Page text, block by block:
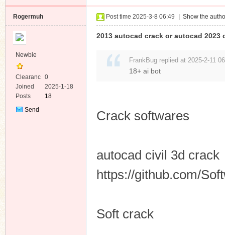
Rogermuh
Newbie
Clearanc
e
0
Joined
2025-1-18
Posts
18
Send
Post time 2025-3-8 06:49 Show the
2013 autocad crack or autocad 2023
FrankBug replied at 2025-2-11
18+ ai bot
Crack softwares
autocad civil 3d
https://github.com/
Soft crack